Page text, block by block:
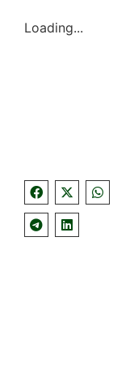
Loading...